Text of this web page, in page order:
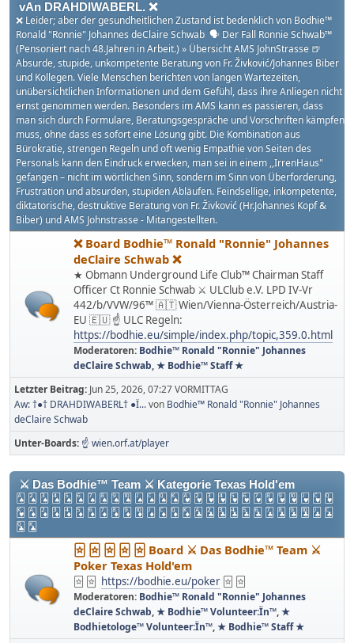
vAn DRAHDIWABERL. ❌
❌ Leider; aber der gesundheitlichen Zustand ist bedenklich von Bodhie™
Ronald "Ronnie" Johannes deClaire Schwab 🗣 Der Fall Ronnie Schwab™
(Pensoniert nach 48.Jahren in Arbeit.) » Übersicht AMS JohnStrasse 🍺
Absurde, stupide, unkompetente Beratung von Fr. Živković/Johannes Biber
und Kollegen. Viele Menschen berichten von langen Wartezeiten,
unübersichtlichen Informationen und dem Gefühl, dass ihre Anliegen nicht
ernst genommen werden. Besonders im AMS kann es passieren, dass
man sich durch Formulare, Beratungsgespräche und Vorschriften kämpfen
muss, ohne dass es sofort eine Lösung gibt. Die Kombination aus
Bürokratie, strengen Regeln und oft wenig Empathie von Seiten des
Personals kann den Eindruck erwecken, man sei in einem ,,IrrenHaus"
gefangen – nicht im wörtlichen Sinn, sondern im Sinn von Überforderung,
Frustration und absurden, stupiden Abläufen. Feindsellige, inkompetente,
diktatorische, destruktive Beratung von Fr. Živković (Hr.Johannes Kopf &
Biber) und AMS Johnstrasse - Mitangestellten.
❌ Board Bodhie™ Ronald "Ronnie" Johannes
deClaire Schwab ❌
★ Obmann Underground Life Club™ Chairman Staff
Officer Ct Ronnie Schwab ⚔ ULClub e.V. LPD IV-Vr
442/b/VVW/96™ 🇦🇹 Wien/Vienna-Österreich/Austria-
EU 🇪🇺 ☝ ULC Regeln:
https://bodhie.eu/simple/index.php/topic,359.0.html
Moderatoren: Bodhie™ Ronald "Ronnie" Johannes
deClaire Schwab,★ Bodhie™ Staff ★
Letzter Beitrag: Jun 25, 2026, 07:27 VORMITTAG
Aw: †●† DRAHDIWABERL† ●Ï...von Bodhie™ Ronald "Ronnie" Johannes
deClaire Schwab
Unter-Boards ☝ wien.orf.at/player
⚔ Das Bodhie™ Team ⚔ Kategorie Texas Hold'em
🂡 🂢 🂣 🂤 🂥 🂦 🂧 🂨 🂩 🂪 🂫 🂬 🂭 🂮 🂱 🂲 🂳 🂴 🂵 🂶 🂷 🂸 🂹 🂺 🂻 🂼 🂽
🂾 🃁 🃂 🃃 🃄 🃅 🃆 🃇 🃈 🃉 🃊 🃋 🃌 🃍 🃎 🃑 🃒 🃓 🃔 🃕 🃖 🃗 🃘 🃙 🃚 🃛 🃜
🃝 🃞
🃟 🃟 🃟 🃟 🃟 Board ⚔ Das Bodhie™ Team ⚔
Poker Texas Hold'em
🃟 🃟 https://bodhie.eu/poker 🃟 🃟
Moderatoren: Bodhie™ Ronald "Ronnie" Johannes
deClaire Schwab,★ Bodhie™ Volunteer:Ïn™,★
Bodhietologe™ Volunteer:Ïn™,★ Bodhie™ Staff ★